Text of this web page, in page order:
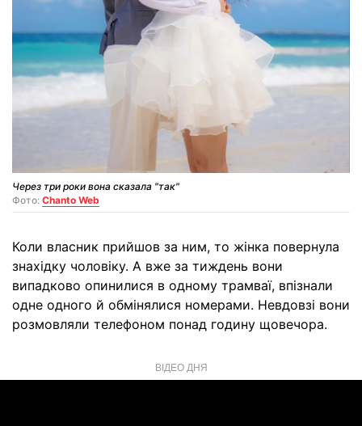
Через три роки вона сказала "так"
Фото: Chanto Web
Коли власник прийшов за ним, то жінка повернула
знахідку чоловіку. А вже за тиждень вони
випадково опинилися в одному трамваї, впізнали
одне одного й обмінялися номерами. Невдовзі вони
розмовляли телефоном понад годину щовечора.
ВІДЕО ДНЯ